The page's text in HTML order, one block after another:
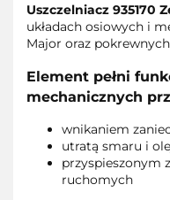
Uszczelniacz 935170
układach osiowych i
Major oraz
Element pełni
mechanicznych
wnikaniem
utratą smaru i
przyspieszonym
ruchomych